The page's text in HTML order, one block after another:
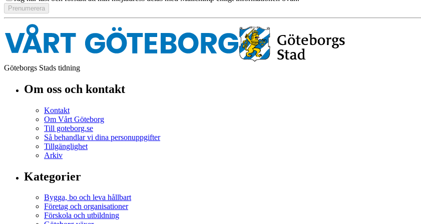
Göteborgs Stads tidning
Om oss och kontakt
Kontakt
Om Vårt Göteborg
Till goteborg.se
Så behandlar vi dina personuppgifter
Tillgänglighet
Arkiv
Kategorier
Bygga, bo och leva hållbart
Företag och organisationer
Förskola och utbildning